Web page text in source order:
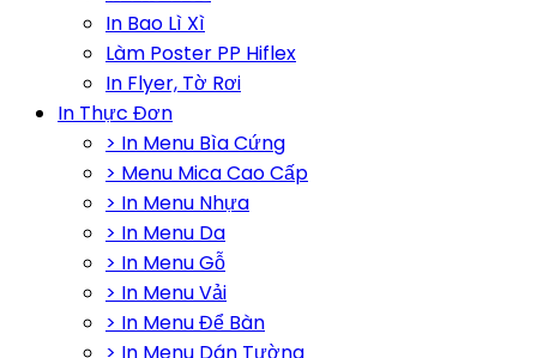
In Bao Lì Xì
Làm Poster PP Hiflex
In Flyer, Tờ Rơi
In Thực Đơn
> In Menu Bìa Cứng
> Menu Mica Cao Cấp
> In Menu Nhựa
> In Menu Da
> In Menu Gỗ
> In Menu Vải
> In Menu Để Bàn